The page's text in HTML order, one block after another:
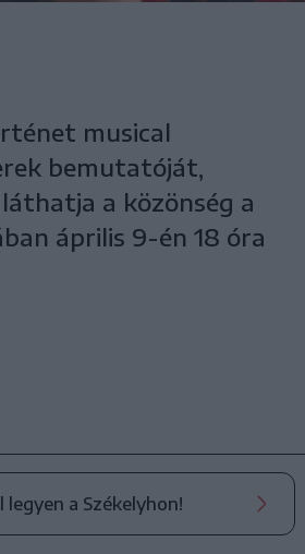
musical
bemutatóját,
a közönség a
április 9-én 18 óra
a Székelyhon!